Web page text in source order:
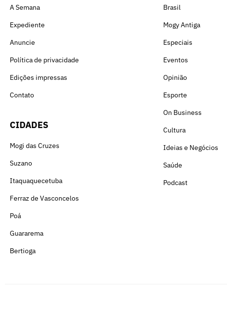
A Semana
Expediente
Anuncie
Política de privacidade
Edições impressas
Contato
CIDADES
Mogi das Cruzes
Suzano
Itaquaquecetuba
Ferraz de Vasconcelos
Poá
Guararema
Bertioga
Brasil
Mogy Antiga
Especiais
Eventos
Opinião
Esporte
On Business
Cultura
Ideias e Negócios
Saúde
Podcast